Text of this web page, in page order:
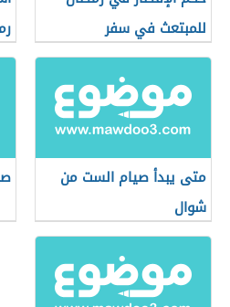
للمبتعث في سفر
متى يبدأ صيام الست من
شوال